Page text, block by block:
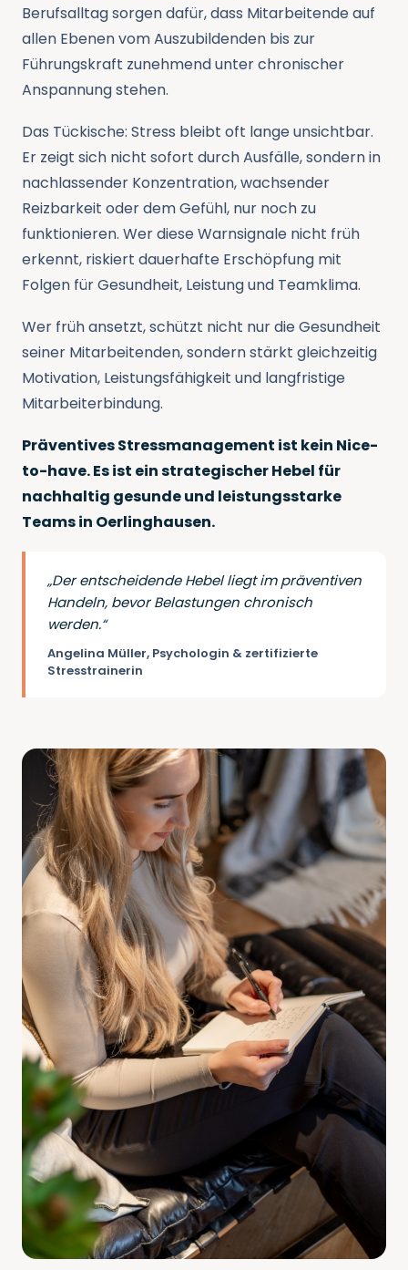
Berufsalltag sorgen dafür, dass Mitarbeitende auf
allen Ebenen vom Auszubildenden bis zur
Führungskraft zunehmend unter chronischer
Anspannung stehen.
Das Tückische: Stress bleibt oft lange unsichtbar.
Er zeigt sich nicht sofort durch Ausfälle, sondern in
nachlassender Konzentration, wachsender
Reizbarkeit oder dem Gefühl, nur noch zu
funktionieren. Wer diese Warnsignale nicht früh
erkennt, riskiert dauerhafte Erschöpfung mit
Folgen für Gesundheit, Leistung und Teamklima.
Wer früh ansetzt, schützt nicht nur die Gesundheit
seiner Mitarbeitenden, sondern stärkt gleichzeitig
Motivation, Leistungsfähigkeit und langfristige
Mitarbeiterbindung.
Präventives Stressmanagement ist kein Nice-
to-have. Es ist ein strategischer Hebel für
nachhaltig gesunde und leistungsstarke
Teams in Oerlinghausen.
„Der entscheidende Hebel liegt im präventiven
Handeln, bevor Belastungen chronisch
werden.“
Angelina Müller, Psychologin & zertifizierte
Stresstrainerin